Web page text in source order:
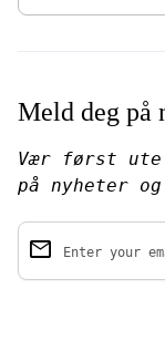
Meld deg på
Vær først ute
på nyheter
Enter your
email